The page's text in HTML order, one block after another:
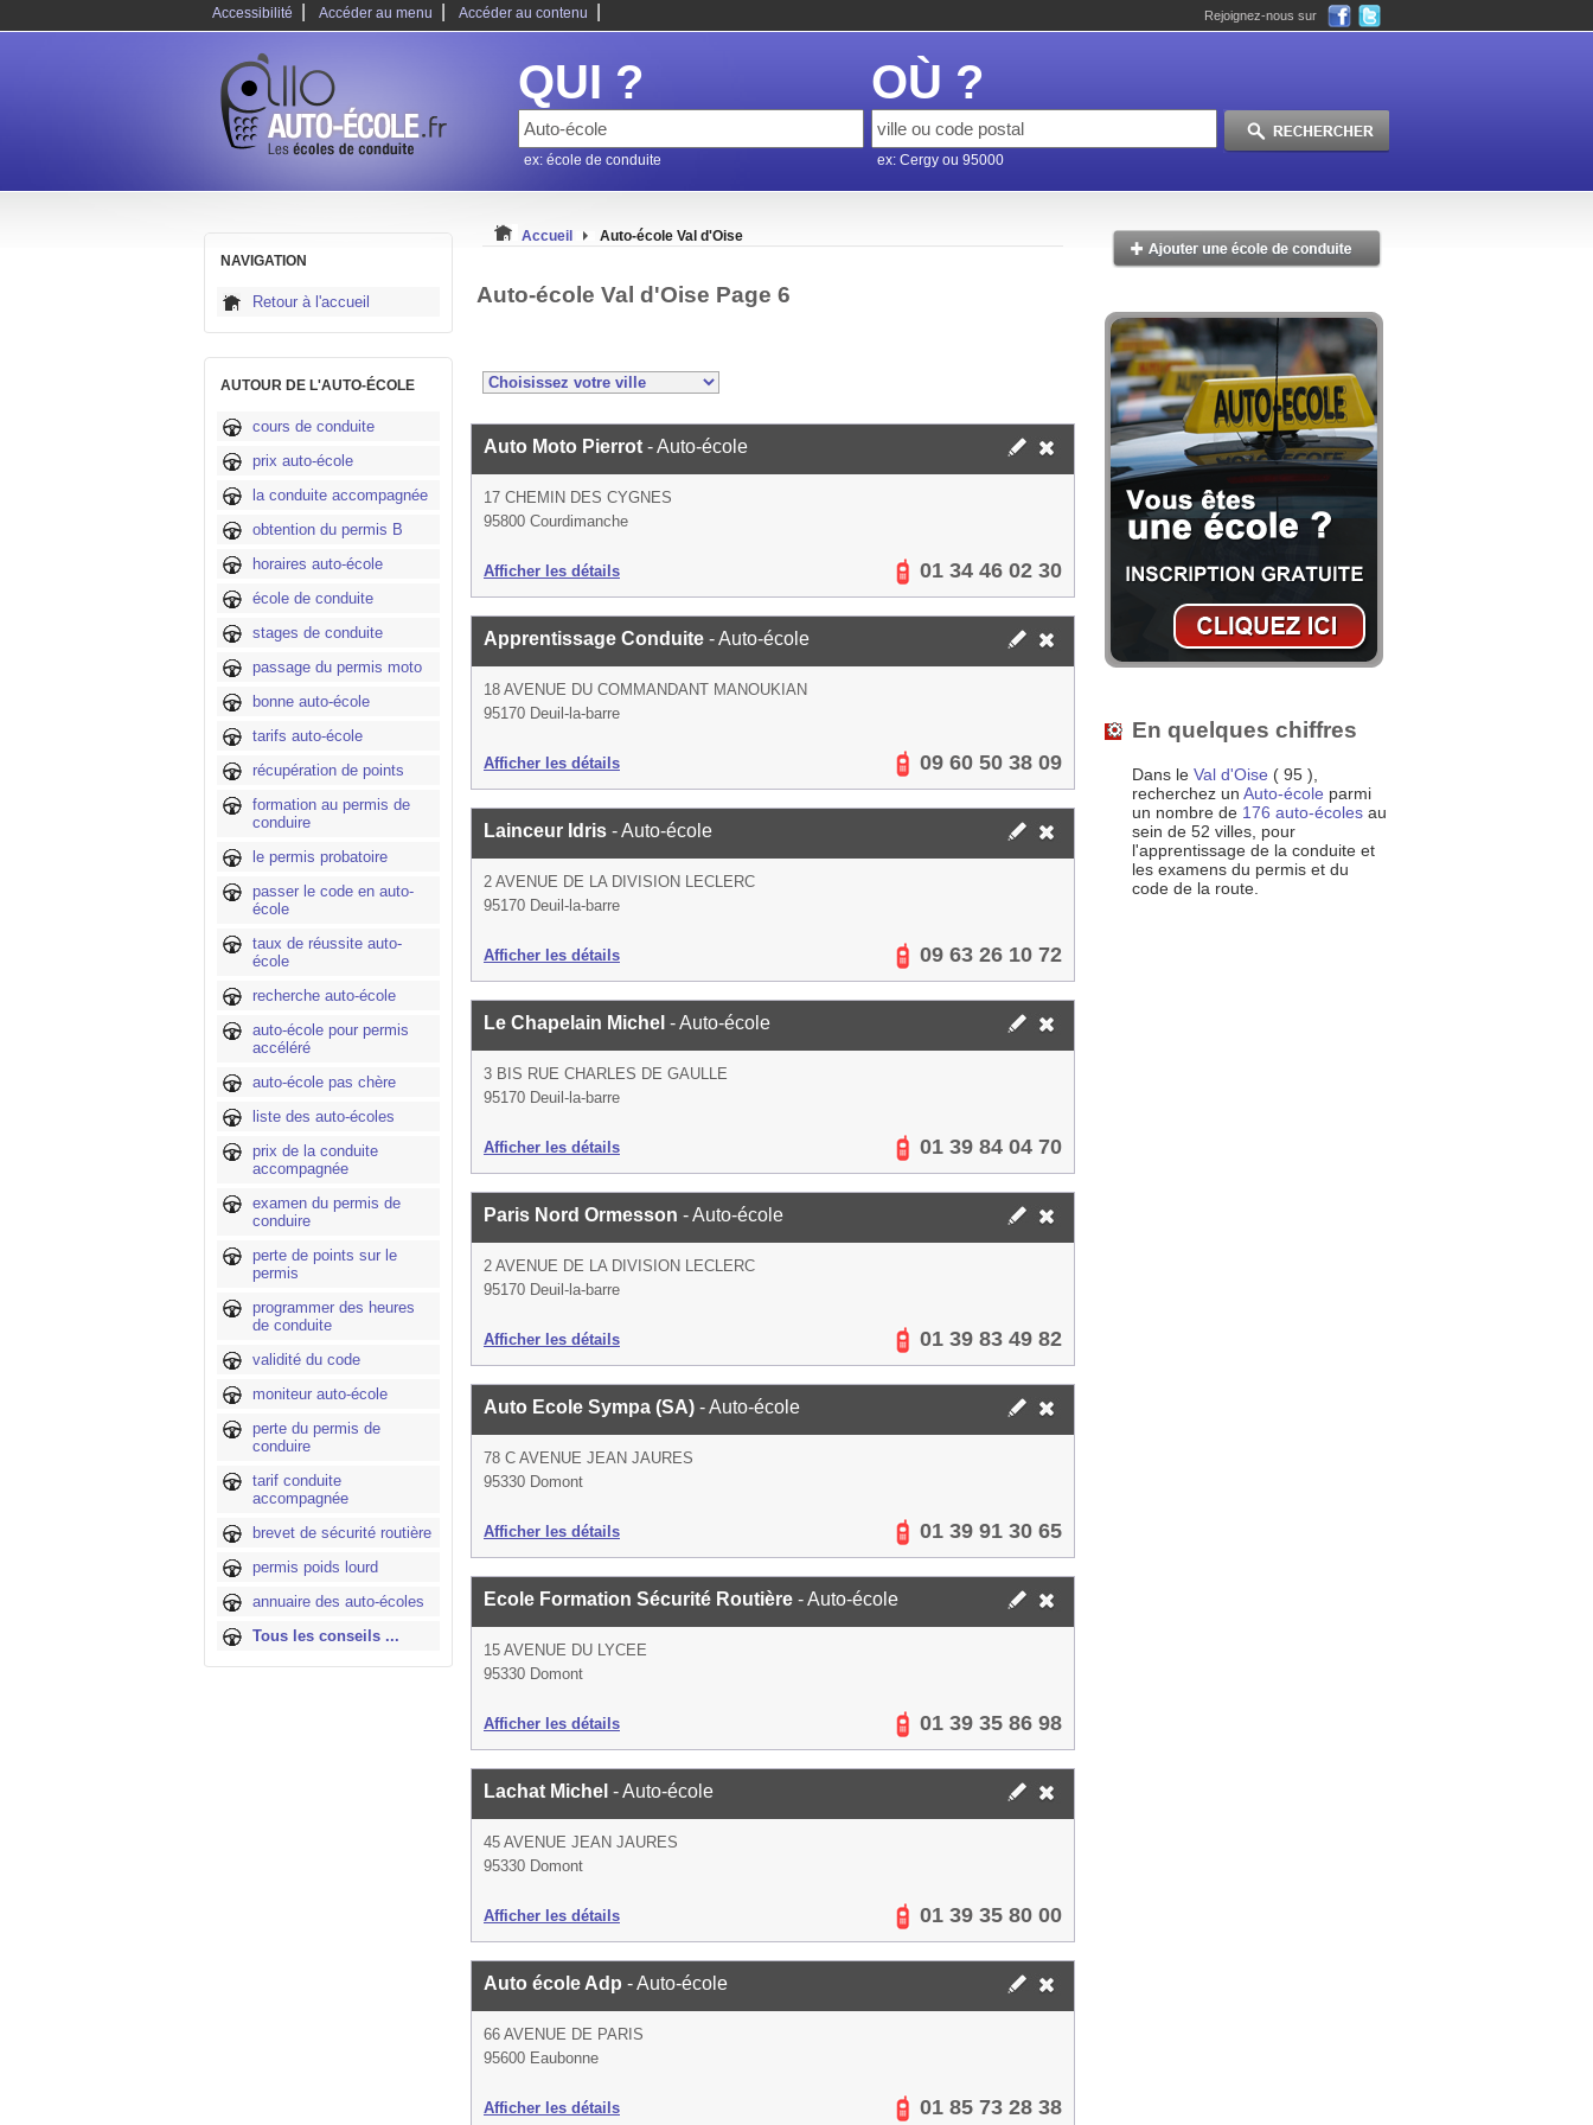
Accessibilité Accéder au menu Accéder au contenu Rejoignez-nous sur
QUI ?
ex: école de conduite
OÙ ?
ex: Cergy ou 95000
NAVIGATION
Retour à l'accueil
AUTOUR DE L'AUTO-ÉCOLE
cours de conduite
prix auto-école
la conduite accompagnée
obtention du permis B
horaires auto-école
école de conduite
stages de conduite
passage du permis moto
bonne auto-école
tarifs auto-école
récupération de points
formation au permis de
conduire
le permis probatoire
passer le code en auto-
école
taux de réussite auto-
école
recherche auto-école
auto-école pour permis
accéléré
auto-école pas chère
liste des auto-écoles
prix de la conduite
accompagnée
examen du permis de
conduire
perte de points sur le
permis
programmer des heures
de conduite
validité du code
moniteur auto-école
perte du permis de
conduire
tarif conduite
accompagnée
brevet de sécurité routière
permis poids lourd
annuaire des auto-écoles
Tous les conseils ...
Accueil Auto-école Val d'Oise
Auto-école Val d'Oise Page 6
Auto Moto Pierrot - Auto-école
17 CHEMIN DES CYGNES
95800 Courdimanche
Afficher les détails 01 34 46 02 30
Apprentissage Conduite - Auto-école
18 AVENUE DU COMMANDANT MANOUKIAN
95170 Deuil-la-barre
Afficher les détails 09 60 50 38 09
Lainceur Idris - Auto-école
2 AVENUE DE LA DIVISION LECLERC
95170 Deuil-la-barre
Afficher les détails 09 63 26 10 72
Le Chapelain Michel - Auto-école
3 BIS RUE CHARLES DE GAULLE
95170 Deuil-la-barre
Afficher les détails 01 39 84 04 70
Paris Nord Ormesson - Auto-école
2 AVENUE DE LA DIVISION LECLERC
95170 Deuil-la-barre
Afficher les détails 01 39 83 49 82
Auto Ecole Sympa (SA) - Auto-école
78 C AVENUE JEAN JAURES
95330 Domont
Afficher les détails 01 39 91 30 65
Ecole Formation Sécurité Routière - Auto-école
15 AVENUE DU LYCEE
95330 Domont
Afficher les détails 01 39 35 86 98
Lachat Michel - Auto-école
45 AVENUE JEAN JAURES
95330 Domont
Afficher les détails 01 39 35 80 00
Auto école Adp - Auto-école
66 AVENUE DE PARIS
95600 Eaubonne
Afficher les détails 01 85 73 28 38
En quelques chiffres
Dans le Val d'Oise ( 95 ),
recherchez un Auto-école parmi
un nombre de 176 auto-écoles au
sein de 52 villes, pour
l'apprentissage de la conduite et
les examens du permis et du
code de la route.